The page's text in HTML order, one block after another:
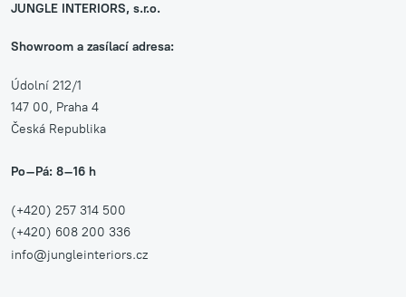
JUNGLE INTERIORS, s.r.o.
Showroom a zasílací adresa:
Údolní 212/1
147 00, Praha 4
Česká Republika
Po–Pá: 8–16 h
(+420) 257 314 500
(+420) 608 200 336
info@jungleinteriors.cz